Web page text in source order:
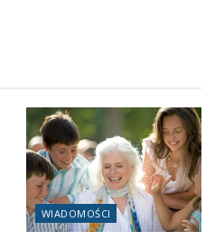
WIADOMOŚCI